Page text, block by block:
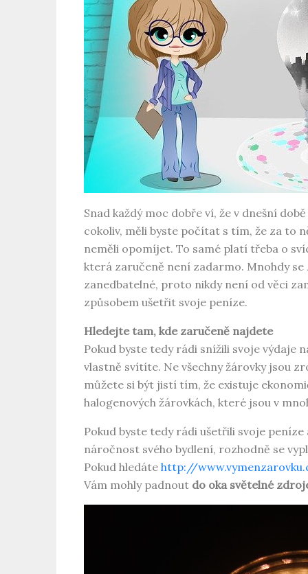
Snad každý moc dobře ví, že v dnešní
cokoliv, měli byste počítat s tím, že za to
neměli opomíjet. To samé platí třeba o
která zaručeně není zadarmo. Mnohdy
zanedbatelné, proto nikdy není od věci
způsobem ušetřit svoje peníze.
Hledejte tam, kde zaručeně najdete
Pokud byste tedy rádi snížili svoje výdaje
vlastně svítíte. Ne všechny žárovky jsou
můžete si být jistí tím, že existuje
halogenových žárovkách, které jsou v
Pokud byste tedy rádi ušetřili svoje
náročnost svého bydlení, rozhodně se
Pokud hledáte http://
Vám mohly padnout do oka světelné